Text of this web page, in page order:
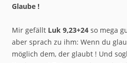
Glaube !
Mir gefällt Luk 9,23+24 so mega
aber sprach zu ihm: Wenn du
möglich dem, der glaubt ! Und